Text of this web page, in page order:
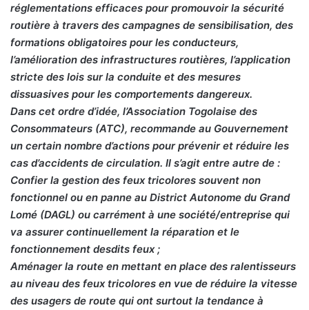
réglementations efficaces pour promouvoir la sécurité
routière à travers des campagnes de sensibilisation, des
formations obligatoires pour les conducteurs,
l’amélioration des infrastructures routières, l’application
stricte des lois sur la conduite et des mesures
dissuasives pour les comportements dangereux.
Dans cet ordre d’idée, l’Association Togolaise des
Consommateurs (ATC), recommande au Gouvernement
un certain nombre d’actions pour prévenir et réduire les
cas d’accidents de circulation. Il s’agit entre autre de :
Confier la gestion des feux tricolores souvent non
fonctionnel ou en panne au District Autonome du Grand
Lomé (DAGL) ou carrément à une société/entreprise qui
va assurer continuellement la réparation et le
fonctionnement desdits feux ;
Aménager la route en mettant en place des ralentisseurs
au niveau des feux tricolores en vue de réduire la vitesse
des usagers de route qui ont surtout la tendance à